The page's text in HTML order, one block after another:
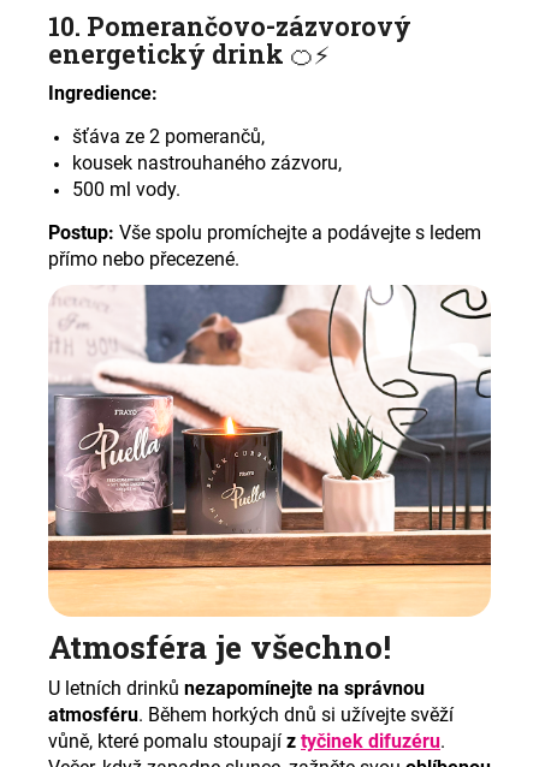
10. Pomerančovo-zázvorový
energetický drink 🍊⚡
Ingredience:
šťáva ze 2 pomerančů,
kousek nastrouhaného zázvoru,
500 ml vody.
Postup: Vše spolu promíchejte a podávejte s ledem
přímo nebo přecezené.
Atmosféra je všechno!
U letních drinků nezapomínejte na správnou
atmosféru. Během horkých dnů si užívejte svěží
vůně, které pomalu stoupají z tyčinek difuzéru.